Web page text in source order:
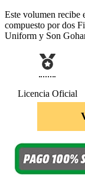
Este volumen recibe
compuesto por dos
Uniform y Son
Licencia Oficial